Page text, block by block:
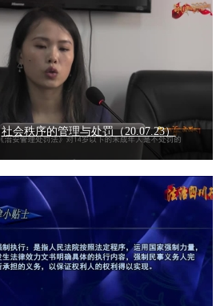
社会秩序的管理与处罚（20.07.23）